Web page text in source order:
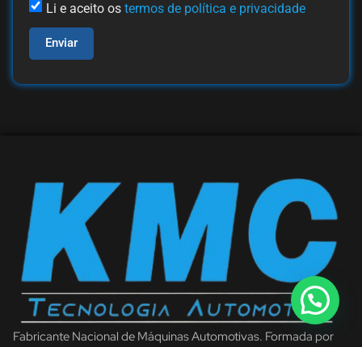
Li e aceito os termos de política e privacidade
Enviar
Fabricante Nacional de Máquinas Automotivas. Formada por